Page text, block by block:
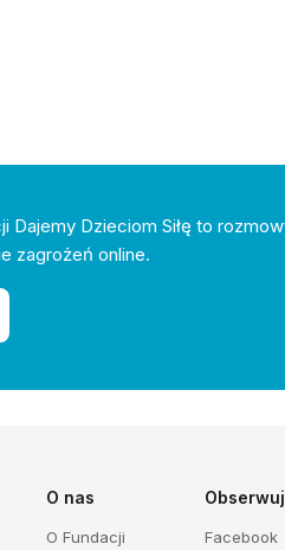
Dajemy Dzieciom Siłę to
zagrożeń online.
O nas
O Fundacji
Facebook